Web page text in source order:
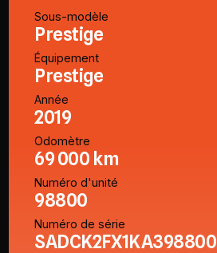
Sous-modèle
Prestige
Équipement
Prestige
Année
2019
Odomètre
69 000 km
Numéro d'unité
98800
Numéro de série
SADCK2FX1KA398800